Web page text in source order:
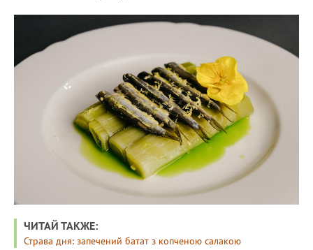
ЧИТАЙ ТАКЖЕ:
Страва дня: запечений батат з копченою салакою